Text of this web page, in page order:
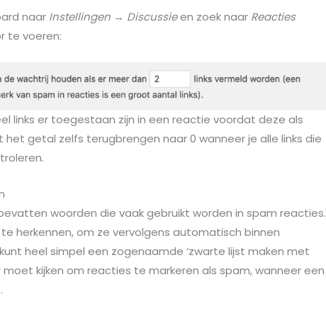
naar Instellingen → Discussieen zoek naar Reacties
te voeren:
links er toegestaan zijn in een reactie voordat deze als
getal zelfs terugbrengen naar 0 wanneer je alle links die
woorden die vaak gebruikt worden in spam reacties.
herkennen, om ze vervolgens automatisch binnen
heel simpel een zogenaamde ‘zwarte lijst maken met
kijken om reacties te markeren als spam, wanneer een